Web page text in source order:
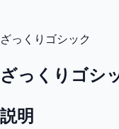
ざっくりゴシック
ざっくりゴシ
説明